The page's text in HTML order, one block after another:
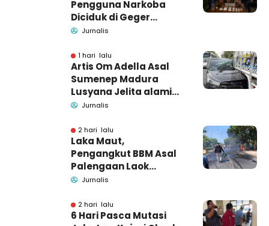
Pengguna Narkoba
Diciduk di Geger
Bangkalan, Polisi Masih
Barang Bukti
Jurnalis
1 hari lalu
Artis Om Adella Asal
Sumenep Madura
Lusyana Jelita alami
kecelakaan di Wonogiri
Jurnalis
2 hari lalu
Laka Maut,
Pengangkut BBM Asal
Palengaan Laok
Pamekasan Meninggal
Jurnalis
2 hari lalu
6 Hari Pasca Mutasi